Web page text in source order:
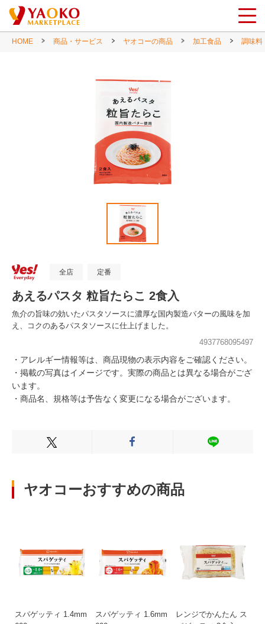
HOME 商品・サービス ヤオコーの商品 加工食品 調味料
全店 定番
あえるパスタ 粒旨たらこ 2食入
魚介の旨味の効いたパスタソースに濃厚な国内製造バターの風味を加
え、コクのあるパスタソースに仕上げました。
4937768095497
・アレルギー情報等は、商品現物の表示内容をご確認ください。
・掲載の写真はイメージです。実際の商品とは異なる場合がござ
います。
・商品名、規格等は予告なく変更になる場合がございます。
Xでシェアする FacebookでシェアするLINEでシェ
ヤオコーおすすめの商品
スパゲッティ 1.4mm
スパゲッティ 1.6mm
レンジでかんたん ス